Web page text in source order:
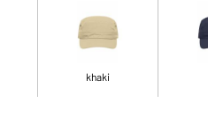
khaki